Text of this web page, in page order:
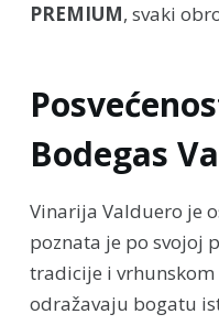
PREMIUM, svaki
Bodegas
Vinarija Valduero je
poznata je po svojoj
tradicije i
odražavaju bogatu